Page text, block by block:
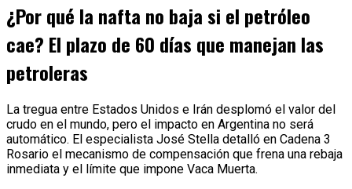
¿Por qué la nafta no baja si el petróleo
cae? El plazo de 60 días que manejan las
petroleras
La tregua entre Estados Unidos e Irán desplomó el valor del
crudo en el mundo, pero el impacto en Argentina no será
automático. El especialista José Stella detalló en Cadena 3
Rosario el mecanismo de compensación que frena una rebaja
inmediata y el límite que impone Vaca Muerta.